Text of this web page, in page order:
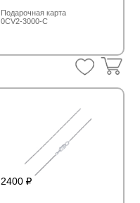
Подарочная карта
0CV2-3000-C
2400